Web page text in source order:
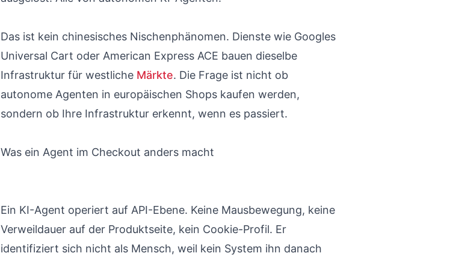
Das ist kein chinesisches Nischenphänomen. Dienste wie Googles
Universal Cart oder American Express ACE bauen dieselbe
Infrastruktur für westliche Märkte. Die Frage ist nicht ob
autonome Agenten in europäischen Shops kaufen werden,
sondern ob Ihre Infrastruktur erkennt, wenn es passiert.
Was ein Agent im Checkout anders macht
Ein KI-Agent operiert auf API-Ebene. Keine Mausbewegung, keine
Verweildauer auf der Produktseite, kein Cookie-Profil. Er
identifiziert sich nicht als Mensch, weil kein System ihn danach